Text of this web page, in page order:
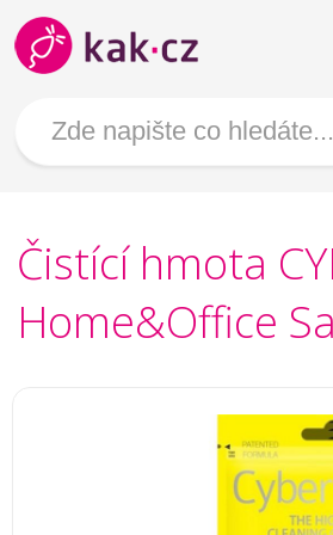
Čistící hmota
Home&Office